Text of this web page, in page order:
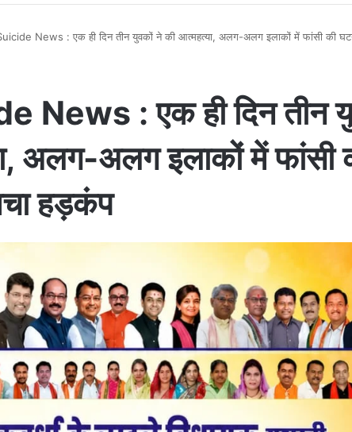
News : एक ही दिन तीन युवकों ने की आत्महत्या, अलग-अलग इलाकों में फांसी की
News : एक ही दिन तीन
अलग-अलग इलाकों में फांसी
हड़कंप